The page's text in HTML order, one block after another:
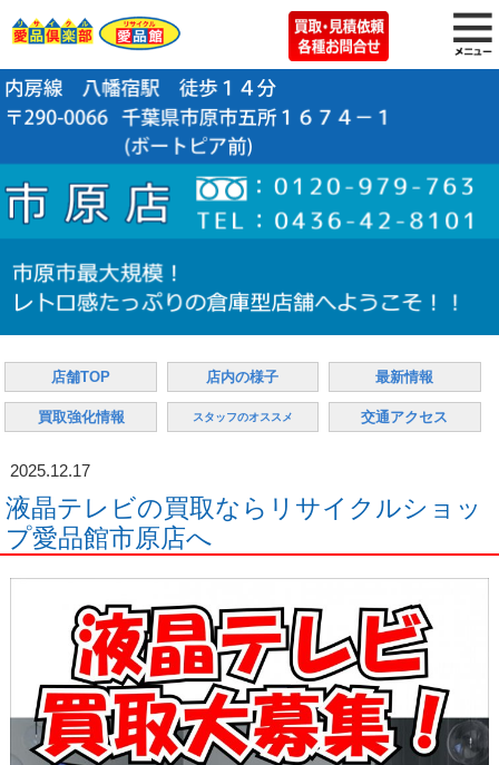
店舗TOP 店内の様子 最新情報
買取強化情報 スタッフのオススメ 交通アクセス
2025.12.17
液晶テレビの買取ならリサイクルショッ
プ愛品館市原店へ